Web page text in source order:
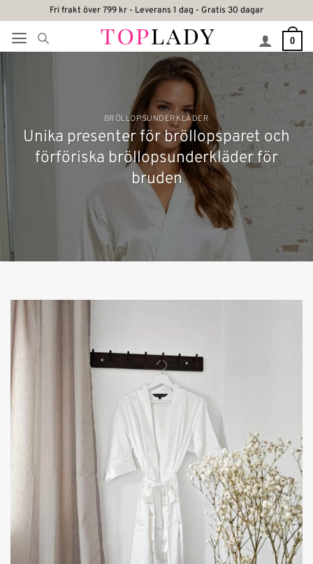
content
Fri frakt över 799 kr - Leverans 1 dag - Gratis 30 dagar
0
BRÖLLOPSUNDERKLÄDER
Unika presenter för bröllopsparet och
förföriska bröllopsunderkläder för
bruden